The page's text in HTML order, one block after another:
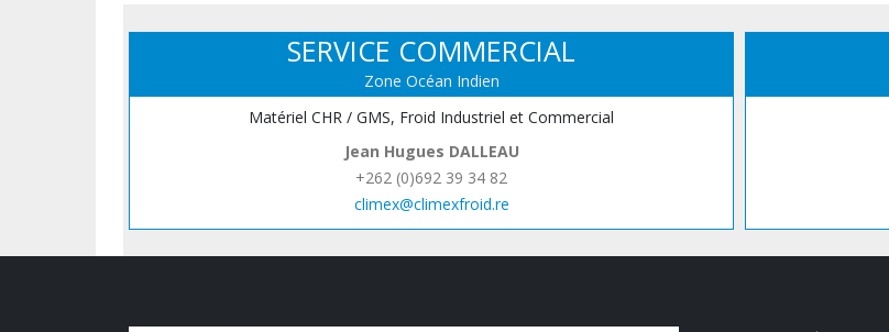
SERVICE COMMERCIAL
Zone Océan Indien
Matériel CHR / GMS, Froid Industriel et Commercial
Jean Hugues DALLEAU
+262 (0)692 39 34 82
climex@climexfroid.re